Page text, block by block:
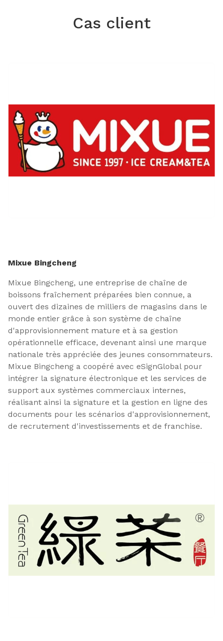
Cas client
Mixue Bingcheng
Mixue Bingcheng, une entreprise de chaîne de
boissons fraîchement préparées bien connue, a
ouvert des dizaines de milliers de magasins dans le
monde entier grâce à son système de chaîne
d'approvisionnement mature et à sa gestion
opérationnelle efficace, devenant ainsi une marque
nationale très appréciée des jeunes consommateurs.
Mixue Bingcheng a coopéré avec eSignGlobal pour
intégrer la signature électronique et les services de
support aux systèmes commerciaux internes,
réalisant ainsi la signature et la gestion en ligne des
documents pour les scénarios d'approvisionnement,
de recrutement d'investissements et de franchise.